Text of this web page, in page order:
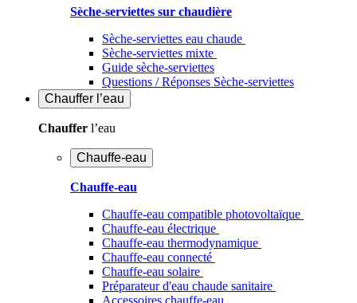
Sèche-serviettes sur chaudière
Sèche-serviettes eau chaude
Sèche-serviettes mixte
Guide sèche-serviettes
Questions / Réponses Sèche-serviettes
Chauffer l’eau
Chauffer l’eau
Chauffe-eau
Chauffe-eau
Chauffe-eau compatible photovoltaïque
Chauffe-eau électrique
Chauffe-eau thermodynamique
Chauffe-eau connecté
Chauffe-eau solaire
Préparateur d'eau chaude sanitaire